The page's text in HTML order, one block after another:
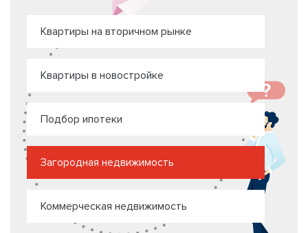
Квартиры на вторичном рынке
Квартиры в новостройке
Подбор ипотеки
Загородная недвижимость
Коммерческая недвижимость